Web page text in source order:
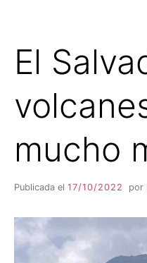
El
mucho
Publicada el 17/10/2022 por